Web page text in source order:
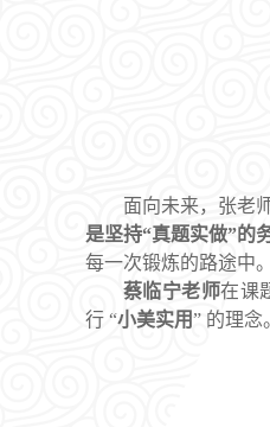
面向未来，张老
是坚持“真题实做”的
每一次锻炼的路途中
蔡临宁老师在课
行 “小美实用” 的理念